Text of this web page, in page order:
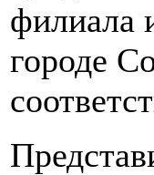
филиала
городе